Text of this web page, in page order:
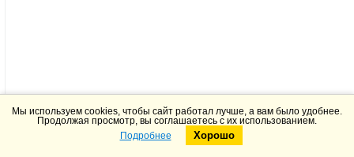
Telegram
Мы используем cookies, чтобы сайт работал лучше, а вам было удобнее.
Продолжая просмотр, вы соглашаетесь с их использованием.
Подробнее
Хорошо